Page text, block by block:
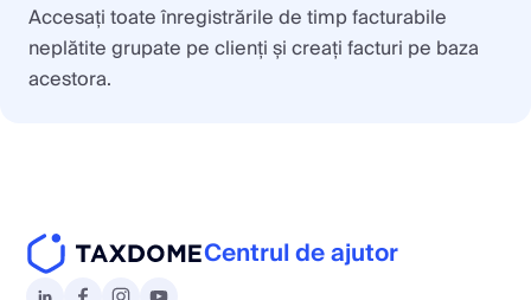
Accesați toate înregistrările de timp facturabile
neplătite grupate pe clienți și creați facturi pe baza
acestora.
Centrul de ajutor